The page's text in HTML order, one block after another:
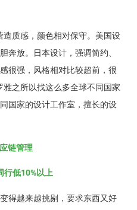
造质感，颜色相对保守。美国设
奔放。日本设计，强调简约、
很强，风格相对比较超前，很
之所以找这么多全球不同国家
国家的设计工作室，擅长的设
链管理
行低10%以上
得越来越挑剔，要求东西又好